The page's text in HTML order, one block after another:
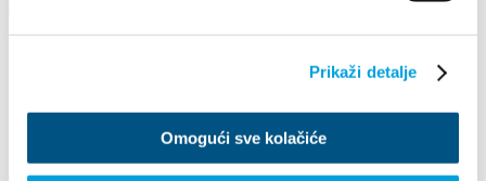
Prikaži detalje
Omogući sve kolačiće
**Arias Under the Stars** August 16, 2024, Friday, 9:00 PM Kaštel
Stari, Brce Free admission Enjoy a magical...
Lire la suite